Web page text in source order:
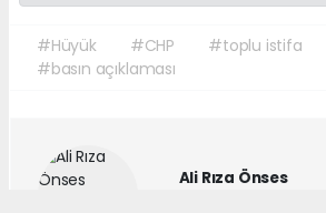
#Hüyük #CHP #toplu istifa
#basın açıklaması
Ali Rıza Önses